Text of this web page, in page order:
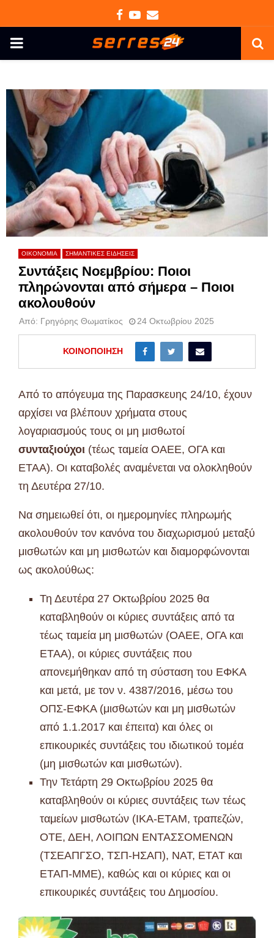
Facebook
Youtube
Email
PRIMARY
ΟΙΚΟΝΟΜΙΑ ΣΗΜΑΝΤΙΚΕΣ ΕΙΔΗΣΕΙΣ
Συντάξεις Νοεμβρίου: Ποιοι
πληρώνονται από σήμερα – Ποιοι
ακολουθούν
Από: Γρηγόρης Θωματίκος 24 Οκτωβρίου 2025
ΚΟΙΝΟΠΟΊΗΣΗ
Από το απόγευμα της Παρασκευης 24/10, έχουν
αρχίσει να βλέπουν χρήματα στους
λογαριασμούς τους οι μη μισθωτοί
συνταξιούχοι (τέως ταμεία ΟΑΕΕ, ΟΓΑ και
ΕΤΑΑ). Οι καταβολές αναμένεται να ολοκληθούν
τη Δευτέρα 27/10.
Να σημειωθεί ότι, οι ημερομηνίες πληρωμής
ακολουθούν τον κανόνα του διαχωρισμού μεταξύ
μισθωτών και μη μισθωτών και διαμορφώνονται
ως ακολούθως:
Τη Δευτέρα 27 Οκτωβρίου 2025 θα
καταβληθούν οι κύριες συντάξεις από τα
τέως ταμεία μη μισθωτών (ΟΑΕΕ, ΟΓΑ και
ΕΤΑΑ), οι κύριες συντάξεις που
απονεμήθηκαν από τη σύσταση του ΕΦΚΑ
και μετά, με τον ν. 4387/2016, μέσω του
ΟΠΣ-ΕΦΚΑ (μισθωτών και μη μισθωτών
από 1.1.2017 και έπειτα) και όλες οι
επικουρικές συντάξεις του ιδιωτικού τομέα
(μη μισθωτών και μισθωτών).
Την Τετάρτη 29 Οκτωβρίου 2025 θα
καταβληθούν οι κύριες συντάξεις των τέως
ταμείων μισθωτών (ΙΚΑ-ΕΤΑΜ, τραπεζών,
ΟΤΕ, ΔΕΗ, ΛΟΙΠΩΝ ΕΝΤΑΣΣΟΜΕΝΩΝ
(ΤΣΕΑΠΓΣΟ, ΤΣΠ-ΗΣΑΠ), ΝΑΤ, ΕΤΑΤ και
ΕΤΑΠ-ΜΜΕ), καθώς και οι κύριες και οι
επικουρικές συντάξεις του Δημοσίου.